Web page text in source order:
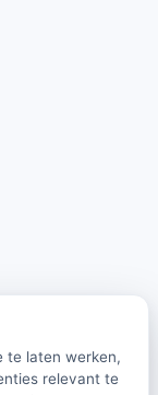
te laten werken,
relevant te